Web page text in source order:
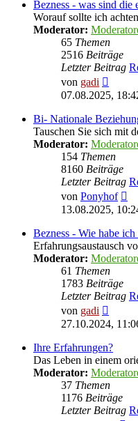
Bezness - was sind die
Worauf sollte ich
Moderator:
65 Themen
2516 Beiträge
Letzter Beitrag
von gadi
07.08.2025,
Bi- Nationale
Tauschen Sie sich mit
Moderator:
154 Themen
8160 Beiträge
Letzter Beitrag
von Ponyhof
13.08.2025,
Bezness - Wie habe
Erfahrungsaustausch
Moderator:
61 Themen
1783 Beiträge
Letzter Beitrag
von gadi
27.10.2024,
Ihre Erfahrungen?
Das Leben in einem
Moderator:
37 Themen
1176 Beiträge
Letzter Beitrag